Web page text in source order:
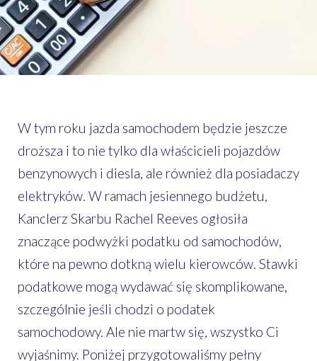
W tym roku jazda samochodem będzie jeszcze
droższa i to nie tylko dla właścicieli pojazdów
benzynowych i diesla, ale również dla posiadaczy
elektryków. W ramach jesiennego budżetu,
Kanclerz Skarbu Rachel Reeves ogłosiła
znaczące podwyżki podatku od samochodów,
które na pewno dotkną wielu kierowców. Stawki
podatkowe mogą wydawać się skomplikowane,
szczególnie jeśli chodzi o podatek
samochodowy. Ale nie martw się, wszystko Ci
wyjaśnimy. Poniżej przygotowaliśmy pełny